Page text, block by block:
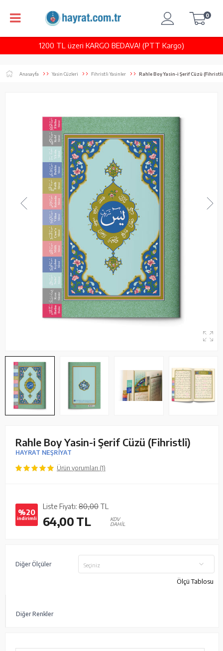
1200 TL üzeri KARGO BEDAVA! (PTT Kargo)
0
Anasayfa Yasin Cüzleri Fihristli Yasinler Rahle Boy Yasin-i Şerif Cüzü
Rahle Boy Yasin-i Şerif Cüzü (Fihristli)
HAYRAT NEŞRİYAT
Ürün yorumları (1)
%20
indirimli
Liste Fiyatı: 80,00 TL
64,00TL
KDV
DAHİL
Diğer Ölçüler Seçiniz
Ölçü Tablosu
Diğer Renkler